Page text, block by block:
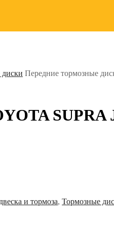
Передние тормозные
SUPRA
и тормоза, Тормозные